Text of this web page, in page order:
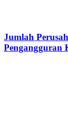
Jumlah
Pengangguran